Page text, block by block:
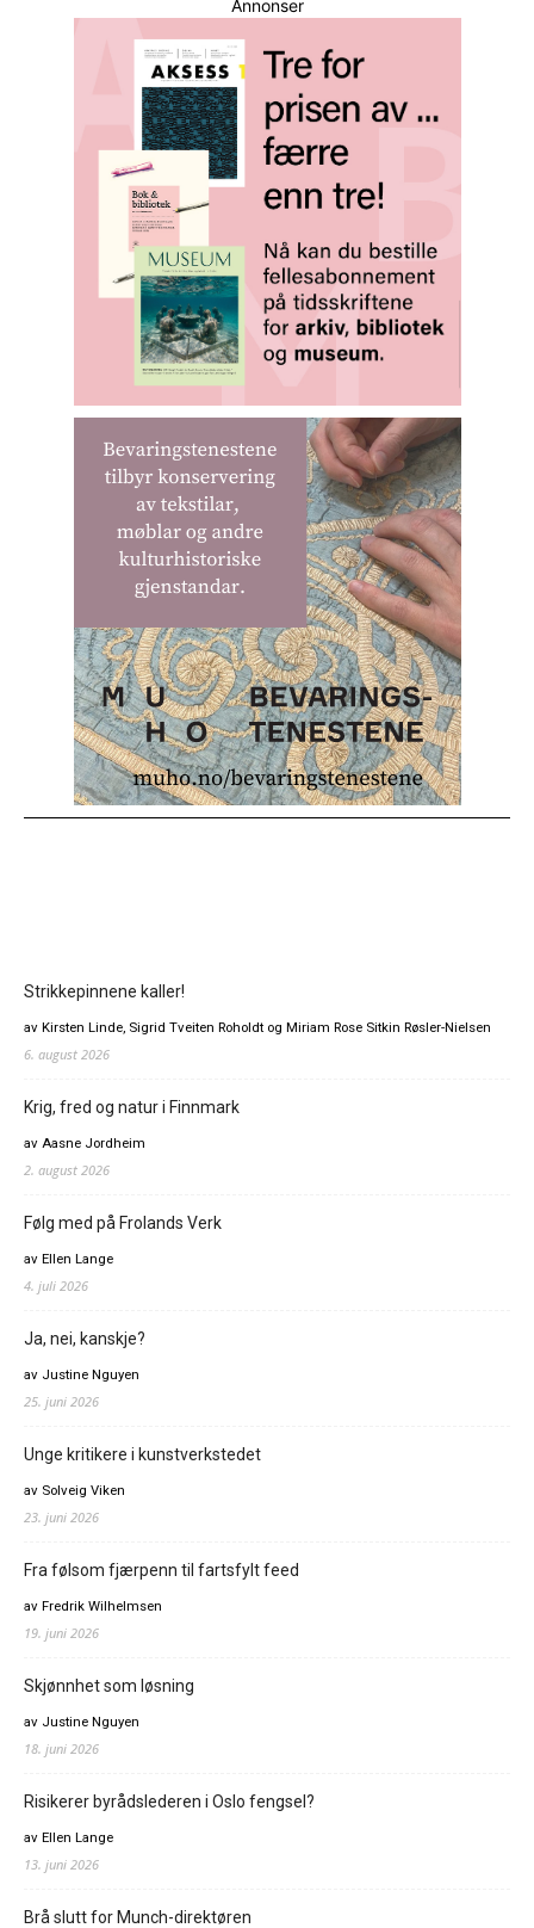
Annonser
Strikkepinnene kaller!
av Kirsten Linde, Sigrid Tveiten Roholdt og Miriam Rose Sitkin Røsler-Nielsen
6. august 2026
Krig, fred og natur i Finnmark
av Aasne Jordheim
2. august 2026
Følg med på Frolands Verk
av Ellen Lange
4. juli 2026
Ja, nei, kanskje?
av Justine Nguyen
25. juni 2026
Unge kritikere i kunstverkstedet
av Solveig Viken
23. juni 2026
Fra følsom fjærpenn til fartsfylt feed
av Fredrik Wilhelmsen
19. juni 2026
Skjønnhet som løsning
av Justine Nguyen
18. juni 2026
Risikerer byrådslederen i Oslo fengsel?
av Ellen Lange
13. juni 2026
Brå slutt for Munch-direktøren